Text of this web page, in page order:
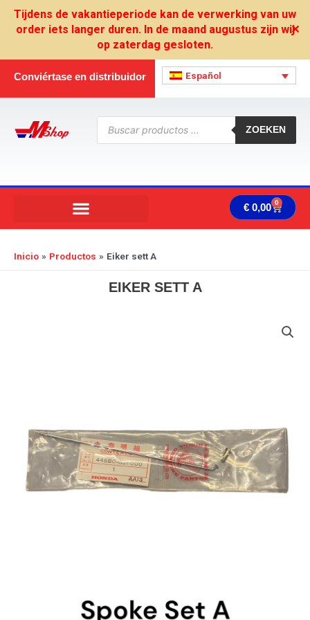
Tijdens de vakantieperiode kan de verwerking van uw
order iets langer duren. In de maand augustus zijn wij
op zaterdag gesloten.
✕
Conviértase en distribuidor Español
Búsqueda
productos
ZOEKEN
€ 0,00 0
Inicio Productos Eiker sett A
EIKER SETT A